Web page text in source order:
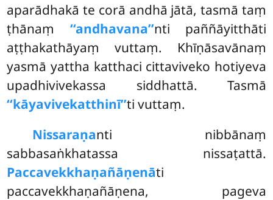
aparādhakā te corā andhā jātā, tasmā taṃ
ṭhānaṃ ‘‘andhavana’’nti paññāyitthāti
aṭṭhakathāyaṃ vuttaṃ. Khīṇāsavānaṃ
yasmā yattha katthaci cittaviveko hotiyeva
upadhivivekassa siddhattā. Tasmā
‘‘kāyavivekatthinī’’ti vuttaṃ.
Nissaraṇanti nibbānaṃ
sabbasaṅkhatassa nissaṭattā.
Paccavekkhaṇañāṇenāti
paccavekkhaṇañāṇena, pageva